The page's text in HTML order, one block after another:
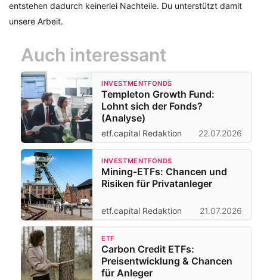
entstehen dadurch keinerlei Nachteile. Du unterstützt damit
unsere Arbeit.
Auch interessant
INVESTMENTFONDS
Templeton Growth Fund:
Lohnt sich der Fonds?
(Analyse)
etf.capital Redaktion 22.07.2026
INVESTMENTFONDS
Mining-ETFs: Chancen und
Risiken für Privatanleger
etf.capital Redaktion 21.07.2026
ETF
Carbon Credit ETFs:
Preisentwicklung & Chancen
für Anleger